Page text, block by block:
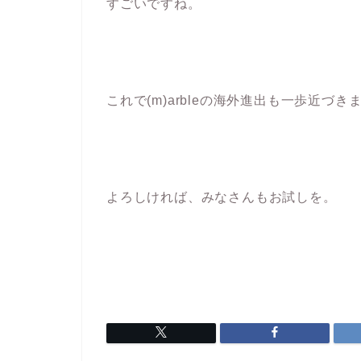
すごいですね。
これで(m)arbleの海外進出も一歩近づき
よろしければ、みなさんもお試しを。